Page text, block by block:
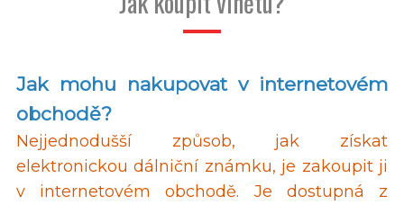
Jak mohu nakupovat v internetovém
obchodě?
Nejjednodušší způsob, jak získat
elektronickou dálniční známku, je zakoupit ji
v internetovém obchodě. Je dostupná z